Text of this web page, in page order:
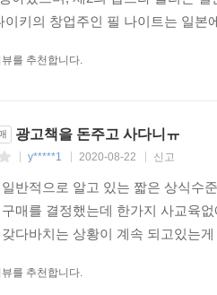
이키의 창업주인 필 나이트는 일
뷰를 추천합니다.
광고책을 돈주고 사다니ㅠ
y*****1 2020-08-22 신고
반적으로 알고 있는 짧은 상식수
매를 결정했는데 한가지 사교육
다바치는 상황이 계속 되고있는
뷰를 추천합니다.